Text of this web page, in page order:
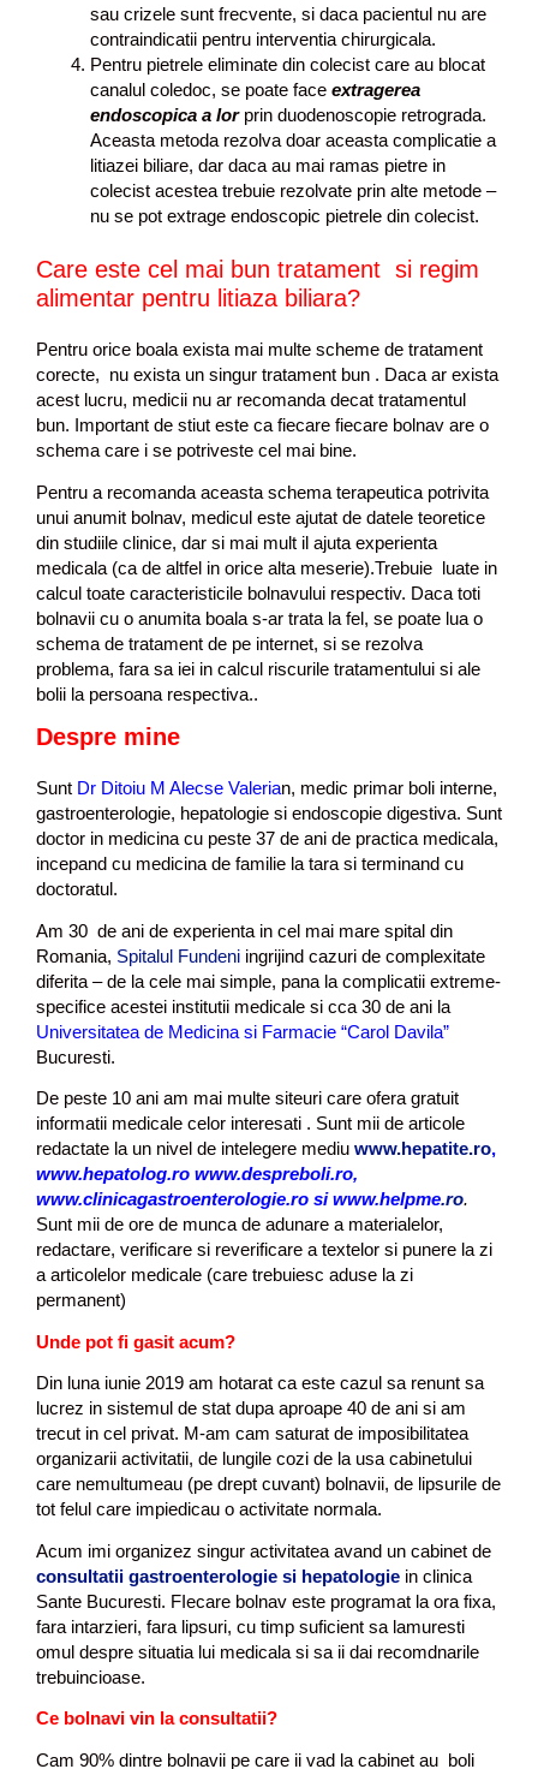
sau crizele sunt frecvente, si daca pacientul nu are
contraindicatii pentru interventia chirurgicala.
Pentru pietrele eliminate din colecist care au blocat
canalul coledoc, se poate face extragerea
endoscopica a lor prin duodenoscopie retrograda.
Aceasta metoda rezolva doar aceasta complicatie a
litiazei biliare, dar daca au mai ramas pietre in
colecist acestea trebuie rezolvate prin alte metode –
nu se pot extrage endoscopic pietrele din colecist.
Care este cel mai bun tratament si regim
alimentar pentru litiaza biliara?
Pentru orice boala exista mai multe scheme de tratament
corecte, nu exista un singur tratament bun . Daca ar exista
acest lucru, medicii nu ar recomanda decat tratamentul
bun. Important de stiut este ca fiecare fiecare bolnav are o
schema care i se potriveste cel mai bine.
Pentru a recomanda aceasta schema terapeutica potrivita
unui anumit bolnav, medicul este ajutat de datele teoretice
din studiile clinice, dar si mai mult il ajuta experienta
medicala (ca de altfel in orice alta meserie).Trebuie luate in
calcul toate caracteristicile bolnavului respectiv. Daca toti
bolnavii cu o anumita boala s-ar trata la fel, se poate lua o
schema de tratament de pe internet, si se rezolva
problema, fara sa iei in calcul riscurile tratamentului si ale
bolii la persoana respectiva..
Despre mine
Sunt Dr Ditoiu M Alecse Valerian, medic primar boli interne,
gastroenterologie, hepatologie si endoscopie digestiva. Sunt
doctor in medicina cu peste 37 de ani de practica medicala,
incepand cu medicina de familie la tara si terminand cu
doctoratul.
Am 30 de ani de experienta in cel mai mare spital din
Romania, Spitalul Fundeni ingrijind cazuri de complexitate
diferita – de la cele mai simple, pana la complicatii extreme-
specifice acestei institutii medicale si cca 30 de ani la
Universitatea de Medicina si Farmacie “Carol Davila”
Bucuresti.
De peste 10 ani am mai multe siteuri care ofera gratuit
informatii medicale celor interesati . Sunt mii de articole
redactate la un nivel de intelegere mediu www.hepatite.ro,
www.hepatolog.ro www.despreboli.ro,
www.clinicagastroenterologie.ro siwww.helpme.ro.
Sunt mii de ore de munca de adunare a materialelor,
redactare, verificare si reverificare a textelor si punere la zi
a articolelor medicale (care trebuiesc aduse la zi
permanent)
Unde pot fi gasit acum?
Din luna iunie 2019 am hotarat ca este cazul sa renunt sa
lucrez in sistemul de stat dupa aproape 40 de ani si am
trecut in cel privat. M-am cam saturat de imposibilitatea
organizarii activitatii, de lungile cozi de la usa cabinetului
care nemultumeau (pe drept cuvant) bolnavii, de lipsurile de
tot felul care impiedicau o activitate normala.
Acum imi organizez singur activitatea avand un cabinet de
consultatii gastroenterologie si hepatologie in clinica
Sante Bucuresti. FIecare bolnav este programat la ora fixa,
fara intarzieri, fara lipsuri, cu timp suficient sa lamuresti
omul despre situatia lui medicala si sa ii dai recomdnarile
trebuincioase.
Ce bolnavi vin la consultatii?
Cam 90% dintre bolnavii pe care ii vad la cabinet au boli